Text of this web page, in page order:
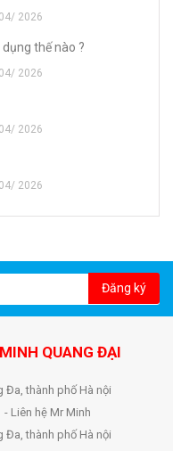
2026
thế nào ?
2026
2026
2026
Đăng ký
QUANG ĐẠI
Đa, thành phố Hà nội
Liên hệ Mr Minh
Đa, thành phố Hà nội